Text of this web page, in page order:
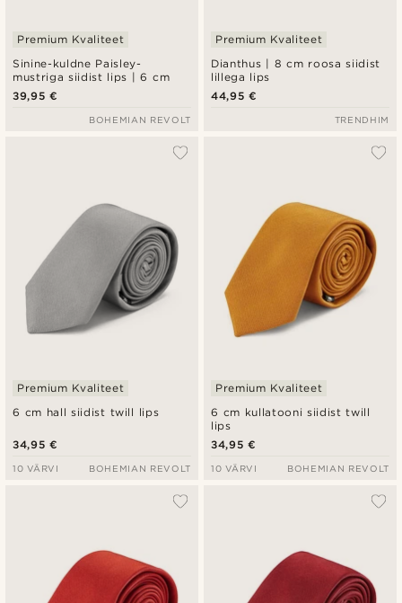
Sinine-kuldne Paisley-
mustriga siidist lips | 6 cm
Premium Kvaliteet
39,95 €
BOHEMIAN REVOLT
Dianthus | 8 cm roosa siidist
lillega lips
Premium Kvaliteet
44,95 €
TRENDHIM
6 cm hall siidist twill lips
Premium Kvaliteet
34,95 €
10 VÄRVI BOHEMIAN REVOLT
6 cm kullatooni siidist twill
lips
Premium Kvaliteet
34,95 €
10 VÄRVI BOHEMIAN REVOLT